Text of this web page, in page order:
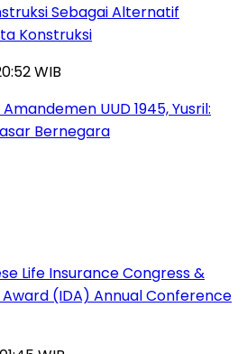
Sebagai Alternatif
Konstruksi
WIB
UUD 1945, Yusril:
Bernegara
Life Insurance Congress &
(IDA) Annual Conference